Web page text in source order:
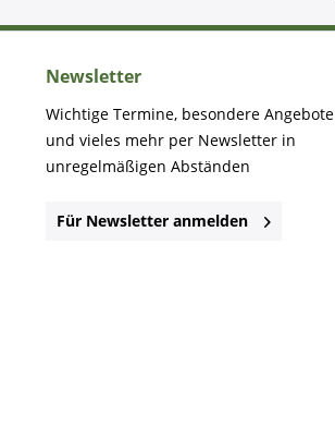
Newsletter
Wichtige Termine, besondere Angebote
und vieles mehr per Newsletter in
unregelmäßigen Abständen
Für Newsletter anmelden